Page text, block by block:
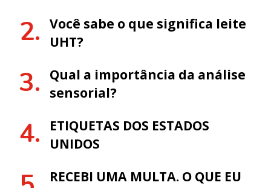
Você sabe o que significa leite
UHT?
Qual a importância da análise
sensorial?
ETIQUETAS DOS ESTADOS
UNIDOS
RECEBI UMA MULTA. O QUE EU